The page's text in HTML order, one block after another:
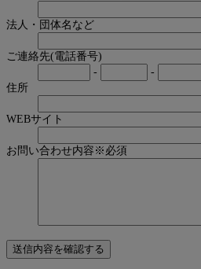
法人・団体名など
ご連絡先(電話番号)
-
-
住所
WEBサイト
お問い合わせ内容 ※必須